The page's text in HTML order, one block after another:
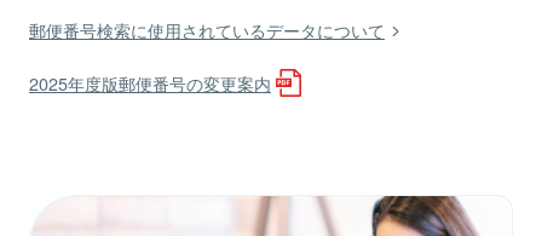
郵便番号検索に使用されているデータについて
2025年度版郵便番号の変更案内